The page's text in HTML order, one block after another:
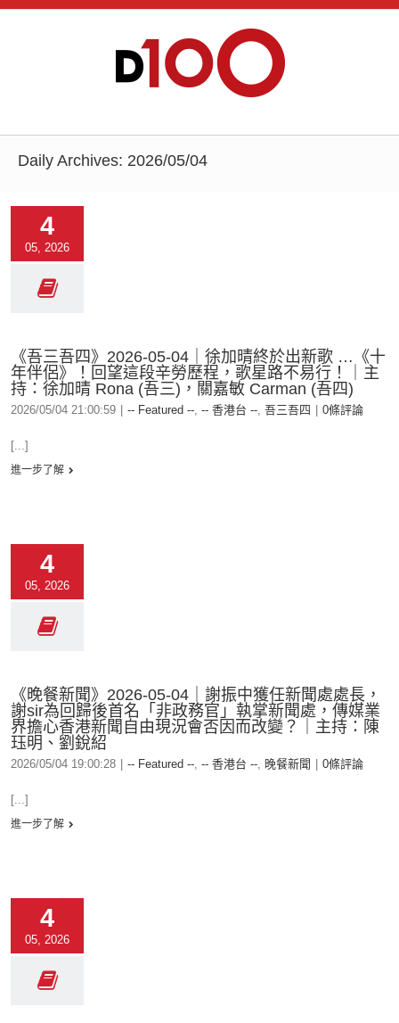
Daily Archives: 2026/05/04
4
05, 2026
《吾三吾四》2026-05-04｜徐加晴終於出新歌 …《十
年伴侶》！回望這段辛勞歷程，歌星路不易行！｜主
持：徐加晴 Rona (吾三)，關嘉敏 Carman (吾四)
2026/05/04 21:00:59 -- Featured --, -- 香港台 --, 吾三吾四 0條評論
[...]
進一步了解
4
05, 2026
《晚餐新聞》2026-05-04｜謝振中獲任新聞處處長，
謝sir為回歸後首名「非政務官」執掌新聞處，傳媒業
界擔心香港新聞自由現況會否因而改變？｜主持：陳
珏明、劉銳紹
2026/05/04 19:00:28 -- Featured --, -- 香港台 --, 晚餐新聞 0條評論
[...]
進一步了解
4
05, 2026